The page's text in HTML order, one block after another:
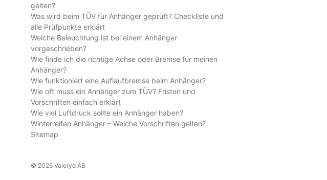
gelten?
Was wird beim TÜV für Anhänger geprüft? Checkliste und
alle Prüfpunkte erklärt
Welche Beleuchtung ist bei einem Anhänger
vorgeschrieben?
Wie finde ich die richtige Achse oder Bremse für meinen
Anhänger?
Wie funktioniert eine Auflaufbremse beim Anhänger?
Wie oft muss ein Anhänger zum TÜV? Fristen und
Vorschriften einfach erklärt
Wie viel Luftdruck sollte ein Anhänger haben?
Winterreifen Anhänger – Welche Vorschriften gelten?
Sitemap
© 2026 Valeryd AB